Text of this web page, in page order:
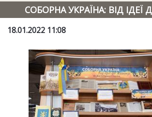
СОБОРНА УКРАЇНА: ВІД ІДЕЇ
18.01.2022 11:08